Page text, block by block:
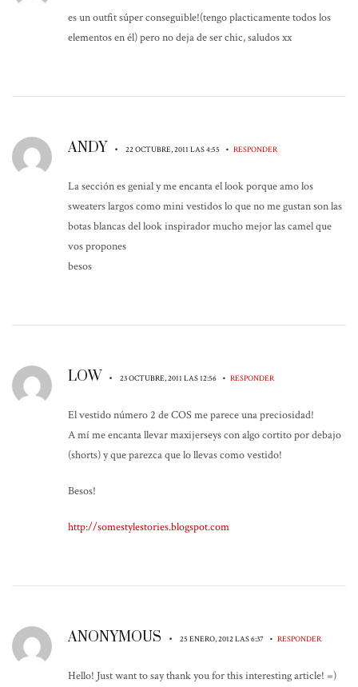
es un outfit súper conseguible!(tengo placticamente todos los
elementos en él) pero no deja de ser chic, saludos xx
ANDY • 22 OCTUBRE, 2011 LAS 4:55 • RESPONDER
La sección es genial y me encanta el look porque amo los
sweaters largos como mini vestidos lo que no me gustan son las
botas blancas del look inspirador mucho mejor las camel que
vos propones
besos
LOW • 23 OCTUBRE, 2011 LAS 12:56 • RESPONDER
El vestido número 2 de COS me parece una preciosidad!
A mí me encanta llevar maxijerseys con algo cortito por debajo
(shorts) y que parezca que lo llevas como vestido!
Besos!
http://somestylestories.blogspot.com
ANONYMOUS • 25 ENERO, 2012 LAS 6:37 • RESPONDER
Hello! Just want to say thank you for this interesting article! =)